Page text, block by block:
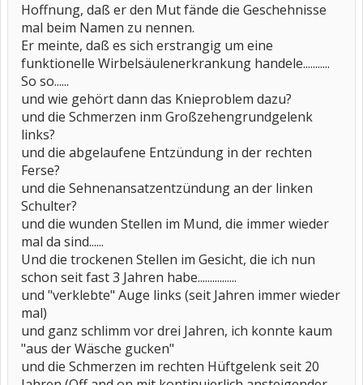
Hoffnung, daß er den Mut fände die Geschehnisse
mal beim Namen zu nennen.
Er meinte, daß es sich erstrangig um eine
funktionelle Wirbelsäulenerkrankung handele...........
So so......
und wie gehört dann das Knieproblem dazu?
und die Schmerzen inm Großzehengrundgelenk
links?
und die abgelaufene Entzündung in der rechten
Ferse?
und die Sehnenansatzentzündung an der linken
Schulter?
und die wunden Stellen im Mund, die immer wieder
mal da sind......
Und die trockenen Stellen im Gesicht, die ich nun
schon seit fast 3 Jahren habe................
und "verklebte" Auge links (seit Jahren immer wieder
mal)
und ganz schlimm vor drei Jahren, ich konnte kaum
"aus der Wäsche gucken"
und die Schmerzen im rechten Hüftgelenk seit 20